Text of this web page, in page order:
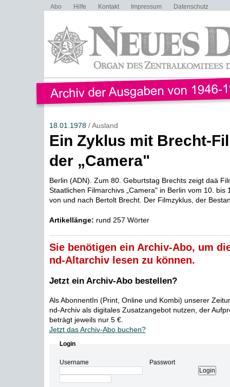
Abo Hilfe Kontakt Impressum Datenschutz
18.01.1978/ Ausland
Ein Zyklus mit Brecht-
der „Camera"
Berlin (ADN). Zum 80. Geburtstag Brechts zeigt daä
Staatlichen Filmarchivs „Camera" in Berlin vom 10. bis
von und nach Bertolt Brecht. Der Filmzyklus, der
Artikellänge: rund 257 Wörter
Sie benötigen ein Archiv-Abo, um
nd-Altarchiv lesen zu können.
Jetzt ein Archiv-Abo bestellen?
Als AbonnentIn (Print, Online und Kombi) unserer
nd-Archiv als digitales Zusatzangebot nutzen, der
beträgt jeweils nur 5 €.
Jetzt das Archiv-Abo buchen?
Login
Username Passwort